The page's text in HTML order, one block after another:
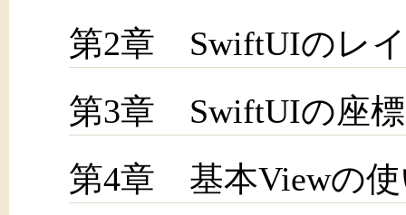
第2章 SwiftUIのレ
第3章 SwiftUIの座
第4章 基本Viewの